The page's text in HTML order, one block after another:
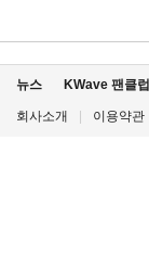
뉴스 KWave 팬클럽
회사소개 이용약관